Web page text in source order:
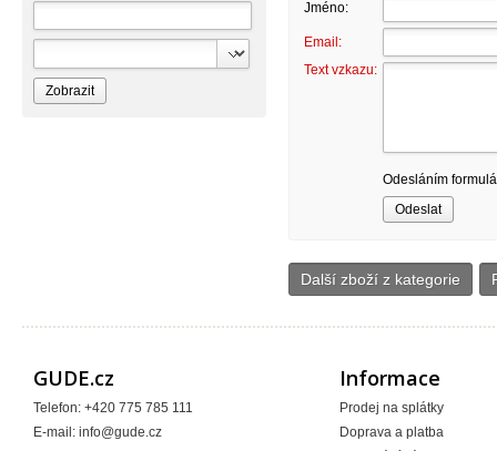
Jméno:
Email:
Text vzkazu:
Odesláním
Další zboží z kategorie
GUDE.cz
Telefon: +420 775 785 111
E-mail: info@gude.cz
Informace
Prodej na splátky
Doprava a platba